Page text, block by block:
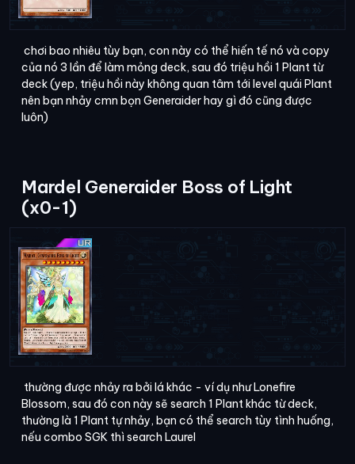
chơi bao nhiêu tùy bạn, con này có thể hiến tế nó và copy
của nó 3 lần để làm mỏng deck, sau đó triệu hồi 1 Plant từ
deck (yep, triệu hồi này không quan tâm tới level quái Plant
nên bạn nhảy cmn bọn Generaider hay gì đó cũng được
luôn)
Mardel Generaider Boss of Light
(x0-1)
thường được nhảy ra bởi lá khác - ví dụ như Lonefire
Blossom, sau đó con này sẽ search 1 Plant khác từ deck,
thường là 1 Plant tự nhảy, bạn có thể search tùy tình huống,
nếu combo SGK thì search Laurel